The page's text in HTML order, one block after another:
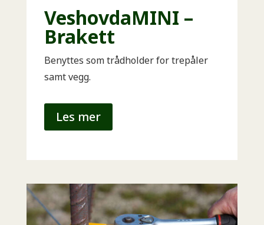
VeshovdaMINI –
Brakett
Benyttes som trådholder for trepåler
samt vegg.
Les mer